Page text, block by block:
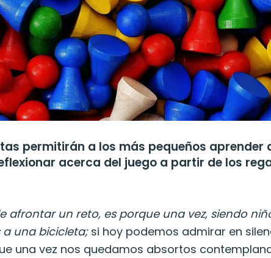
permitirán a los más pequeños aprender
acerca del juego a partir de los
afrontar un reto, es porque una vez, siendo
una bicicleta;si hoy podemos admirar en
una vez nos quedamos absortos